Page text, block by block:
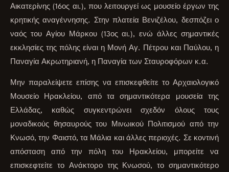
Αικατερίνης (16ος αι.), που λειτουργεί ως μουσείο έργων της
κρητικής αναγέννησης. Στην πλατεία Βενιζέλου, δεσπόζει ο
ναός του Αγίου Μάρκου (13ος αι.), ενώ άλλες σημαντικές
εκκλησίες της πόλης είναι η Μονή Αγ. Πέτρου και Παύλου, η
Παναγία Ακρωτηριανή, η Παναγία των Σταυροφόρων κ.α.
Μην παραλείψετε επίσης να επισκεφθείτε το Αρχαιολογικό
Μουσείο Ηρακλείου, από τα σημαντικότερα μουσεία της
Ελλάδας, καθώς συγκεντρώνει σχεδόν όλους τους
μοναδικούς θησαυρούς του Μινωικού Πολιτισμού από την
Κνωσό, την Φαιστό, τα Μάλια και άλλες περιοχές. Σε κοντινή
απόσταση από την πόλη του Ηρακλείου, μπορείτε να
επισκεφτείτε το Ανάκτορο της Κνωσού, το σημαντικότερο